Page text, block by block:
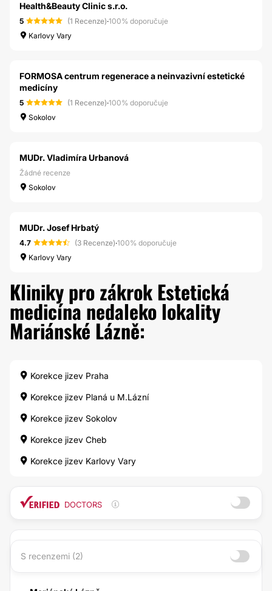
Health&Beauty Clinic s.r.o.
5 (1 Recenze)·100% doporučuje
Karlovy Vary
FORMOSA centrum regenerace a neinvazivní estetické
medicíny
5 (1 Recenze)·100% doporučuje
Sokolov
MUDr. Vladimíra Urbanová
Žádné recenze
Sokolov
MUDr. Josef Hrbatý
4.7 (3 Recenze)·100% doporučuje
Karlovy Vary
Kliniky pro zákrok Estetická
medicína nedaleko lokality
Mariánské Lázně:
Korekce jizev Praha
Korekce jizev Planá u M.Lázní
Korekce jizev Sokolov
Korekce jizev Cheb
Korekce jizev Karlovy Vary
DOCTORS
S recenzemi (2)